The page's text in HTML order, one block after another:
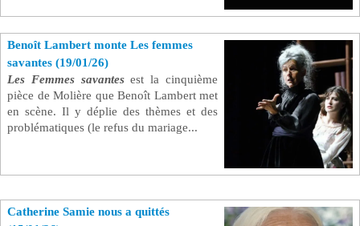
Benoît Lambert monte Les femmes
savantes (19/01/26)
Les Femmes savantesest la cinquième
pièce de Molière que Benoît Lambert met
en scène. Il y déplie des thèmes et des
problématiques (le refus du mariage...
Catherine Samie nous a quittés